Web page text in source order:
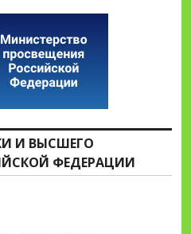
И ВЫСШЕГО
ФЕДЕРАЦИИ